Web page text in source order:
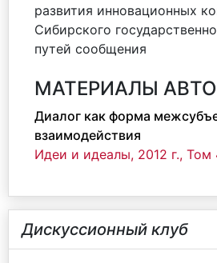
развития инновационных
Сибирского
путей сообщения
МАТЕРИАЛЫ
Диалог как форма
взаимодействия
Идеи и идеалы, 2012 г., Том
Дискуссионный клуб